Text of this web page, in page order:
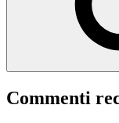
Commenti